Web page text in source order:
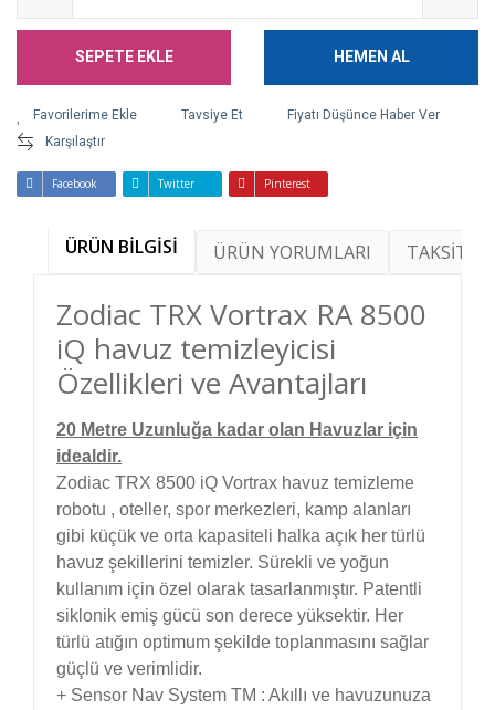
SEPETE EKLE HEMEN AL
Tavsiye Et
Fiyatı Düşünce Haber Ver
Karşılaştır
Facebook Twitter Pinterest
ÜRÜN BİLGİSİ ÜRÜN YORUMLARI TAKSİT
Zodiac TRX Vortrax RA 8500
iQ havuz temizleyicisi
Özellikleri ve Avantajları
20 Metre Uzunluğa kadar olan Havuzlar için
idealdir.
Zodiac TRX 8500 iQ Vortrax havuz temizleme
robotu , oteller, spor merkezleri, kamp alanları
gibi küçük ve orta kapasiteli halka açık her türlü
havuz şekillerini temizler. Sürekli ve yoğun
kullanım için özel olarak tasarlanmıştır. Patentli
siklonik emiş gücü son derece yüksektir. Her
türlü atığın optimum şekilde toplanmasını sağlar
güçlü ve verimlidir.
+ Sensor Nav System TM : Akıllı ve havuzunuza